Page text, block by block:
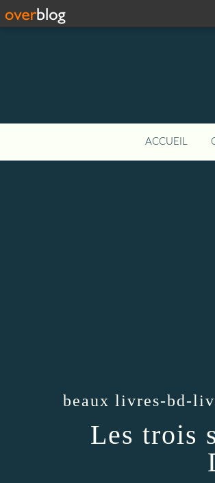
ACCUEIL
beaux livres-bd-
Les trois